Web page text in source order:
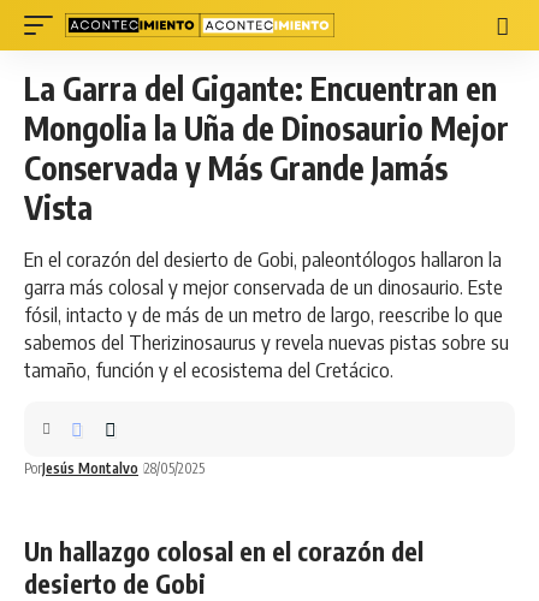
La Garra del Gigante: Encuentran en
Mongolia la Uña de Dinosaurio Mejor
Conservada y Más Grande Jamás
Vista
En el corazón del desierto de Gobi, paleontólogos hallaron la
garra más colosal y mejor conservada de un dinosaurio. Este
fósil, intacto y de más de un metro de largo, reescribe lo que
sabemos del Therizinosaurus y revela nuevas pistas sobre su
tamaño, función y el ecosistema del Cretácico.
PorJesús Montalvo 28/05/2025
Un hallazgo colosal en el corazón del
desierto de Gobi